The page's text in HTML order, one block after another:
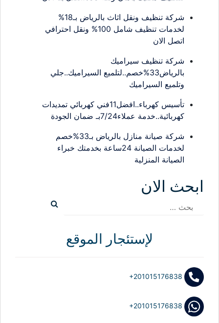
شركة تنظيف ونقل اثاث بالرياض بـ18%
لخدمات تنظيف شامل 100% ونقل احترافي
اتصل الان
شركة تنظيف سيراميك
بالرياض33%خصم..لتلميع السيراميك..جلي
وتلميع السيراميك
تأسيس كهرباء..افضل11فني كهربائي تمديدات
كهربائية..خدمة عملاء7/24بـ ضمان الجودة
شركة صيانة منازل بالرياض بـ33%خصم
لخدمات الصيانة 24ساعة بخدمتك خبراء
الصيانة المنزلية
ابحث الان
البحث
لإستئجار الموقع
+201015176838
+201015176838